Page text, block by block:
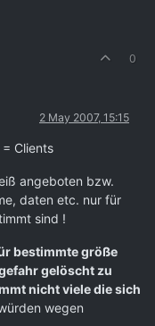
0
2 May 2007, 15:15
Clients
angeboten bzw.
daten etc. nur für
sind !
bestimmte größe
gelöscht zu
nicht viele die sich
wegen